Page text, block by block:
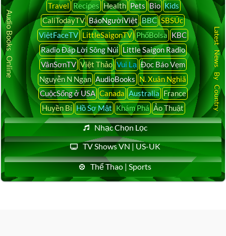
Travel Recipes Health Pets Bio Kids
CaliTodayTV BáoNgườiViệt BBC SBSÚc
ViệtFaceTV LittleSaigonTV PhốBolsa KBC
Radio Đáp Lời Sông Núi Little Saigon Radio
VânSơnTV Việt Thảo Vui Lạ Đọc Báo Vẹm
Nguyễn N Ngạn AudioBooks N. Xuân Nghiã
CuộcSống ở USA Canada Australia France
Huyền Bí Hồ Sơ Mật Khám Phá Ảo Thuật
Nhạc Chọn Lọc
TV Shows VN | US-UK
Thể Thao | Sports
Audio Books Online Latest News By Country